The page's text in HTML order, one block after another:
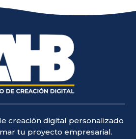
creación digital personalizado
tu proyecto empresarial.